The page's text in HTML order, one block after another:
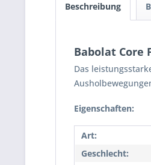
Beschreibung
Babolat Core
Das
Eigenschaften:
Art:
Geschlecht: